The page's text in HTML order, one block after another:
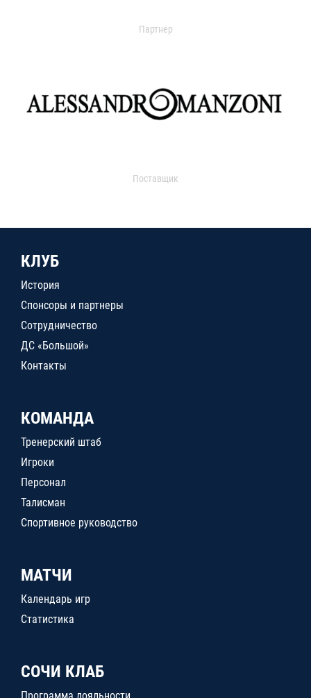
Партнер
Поставщик
КЛУБ
История
Спонсоры и партнеры
Сотрудничество
ДС «Большой»
Контакты
КОМАНДА
Тренерский штаб
Игроки
Персонал
Талисман
Спортивное руководство
МАТЧИ
Календарь игр
Статистика
СОЧИ КЛАБ